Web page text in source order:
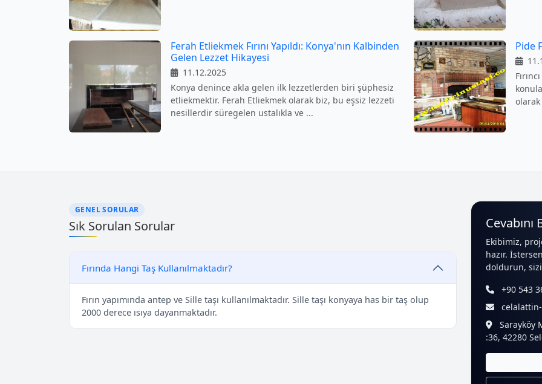
Ferah Etliekmek Fırını Yapıldı: Konya'nın Kalbinden
Gelen Lezzet Hikayesi
11.12.2025
Konya denince akla gelen ilk lezzetlerden biri şüphesiz
etliekmektir. Ferah Etliekmek olarak biz, bu eşsiz lezzeti
nesillerdir süregelen ustalıkla ve ...
Pide
GENEL SORULAR
Sık Sorulan Sorular
Fırında Hangi Taş Kullanılmaktadır?
Fırın yapımında antep ve Sille taşı kullanılmaktadır. Sille taşı konyaya has bir taş olup
2000 derece ısıya dayanmaktadır.
Cevabını
Ekibimiz,
hazır.
doldurun,
+90 543
Sarayköy
:36, 42280